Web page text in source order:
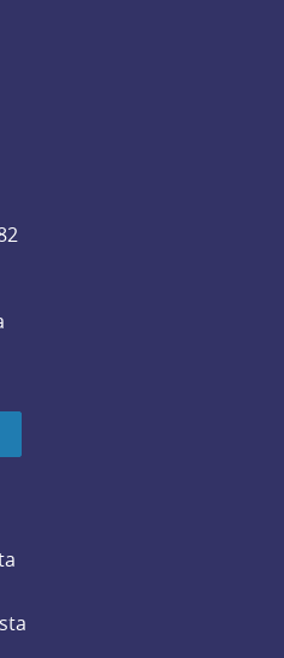
till annan webbplats, öppnas